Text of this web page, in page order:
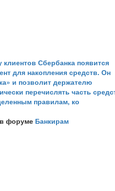
Сбербанка появится
для накопления средств. Он
и позволит держателю
перечислять часть
правилам, ко
в форуме Банкирам